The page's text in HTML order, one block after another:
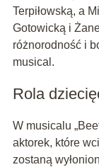
Terpiłowską, a
Gotowicką i
różnorodność i
musical.
Rola
W musicalu
aktorek, które
zostaną